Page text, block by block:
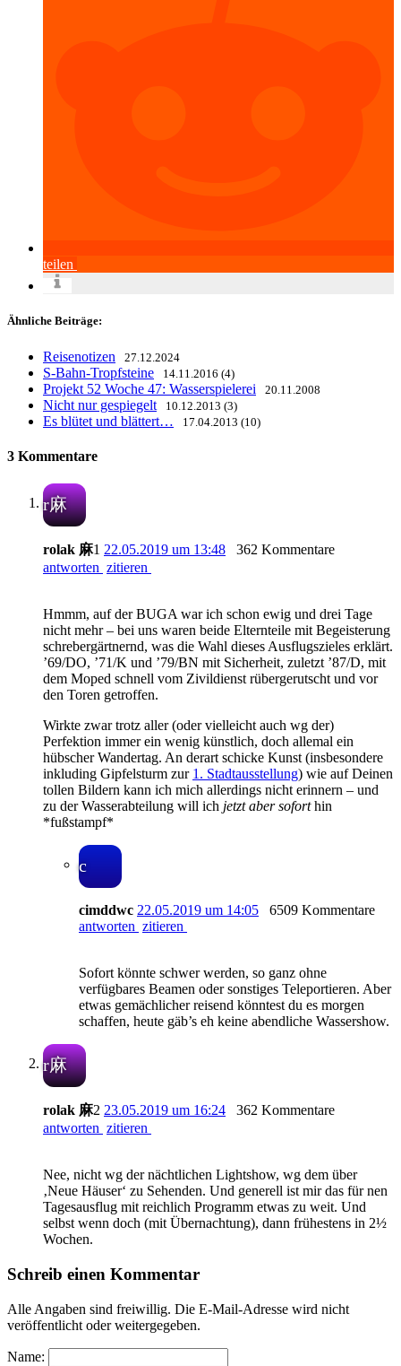
teilen
Ähnliche Beiträge:
Reisenotizen 27.12.2024
S-Bahn-Tropfsteine 14.11.2016 (4)
Projekt 52 Woche 47: Wasserspielerei 20.11.2008
Nicht nur gespiegelt 10.12.2013 (3)
Es blütet und blättert… 17.04.2013 (10)
3 Kommentare
r麻
rolak 麻1 22.05.2019 um 13:48
362 Kommentare
antworten zitieren
Hmmm, auf der BUGA war ich schon ewig und drei Tage
nicht mehr – bei uns waren beide Elternteile mit Begeisterung
schrebergärtnernd, was die Wahl dieses Ausflugszieles erklärt.
’69/DO, ’71/K und ’79/BN mit Sicherheit, zuletzt ’87/D, mit
dem Moped schnell vom Zivildienst rübergerutscht und vor
den Toren getroffen.
Wirkte zwar trotz aller (oder vielleicht auch wg der)
Perfektion immer ein wenig künstlich, doch allemal ein
hübscher Wandertag. An derart schicke Kunst (insbesondere
inkluding Gipfelsturm zur 1. Stadtausstellung) wie auf Deinen
tollen Bildern kann ich mich allerdings nicht erinnern – und
zu der Wasserabteilung will ich jetzt aber soforthin
*fußstampf*
c
cimddwc 22.05.2019 um 14:05
6509 Kommentare
antworten zitieren
Sofort könnte schwer werden, so ganz ohne
verfügbares Beamen oder sonstiges Teleportieren. Aber
etwas gemächlicher reisend könntest du es morgen
schaffen, heute gäb’s eh keine abendliche Wassershow.
r麻
rolak 麻2 23.05.2019 um 16:24
362 Kommentare
antworten zitieren
Nee, nicht wg der nächtlichen Lightshow, wg dem über
‚Neue Häuser‘ zu Sehenden. Und generell ist mir das für nen
Tagesausflug mit reichlich Programm etwas zu weit. Und
selbst wenn doch (mit Übernachtung), dann frühestens in 2½
Wochen.
Schreib einen Kommentar
Alle Angaben sind freiwillig. Die E-Mail-Adresse wird nicht
veröffentlicht oder weitergegeben.
Name: